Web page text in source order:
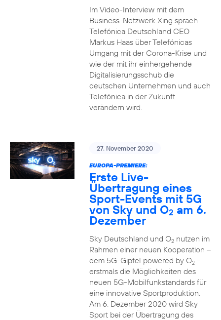
Im Video-Interview mit dem
Business-Netzwerk Xing sprach
Telefónica Deutschland CEO
Markus Haas über Telefónicas
Umgang mit der Corona-Krise und
wie der mit ihr einhergehende
Digitalisierungsschub die
deutschen Unternehmen und auch
Telefónica in der Zukunft
verändern wird.
27. November 2020
EUROPA-PREMIERE:
Erste Live-
Übertragung eines
Sport-Events mit 5G
von Sky und O2 am 6.
Dezember
Sky Deutschland und O2nutzen im
Rahmen einer neuen Kooperation –
dem 5G-Gipfel powered by O2-
erstmals die Möglichkeiten des
neuen 5G-Mobilfunkstandards für
eine innovative Sportproduktion.
Am 6. Dezember 2020 wird Sky
Sport bei der Übertragung des